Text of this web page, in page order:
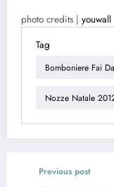
photo credits | youwall
Tag
Bomboniere Fai
Nozze Natale
Previous post